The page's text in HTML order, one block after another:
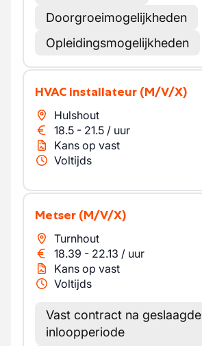
Doorgroeimogelijkheden
Opleidingsmogelijkheden
HVAC installateur (M/V/X)
Hulshout
18.5 - 21.5 / uur
Kans op vast
Voltijds
Metser (M/V/X)
Turnhout
18.39 - 22.13 / uur
Kans op vast
Voltijds
Vast contract na geslaagde
inloopperiode